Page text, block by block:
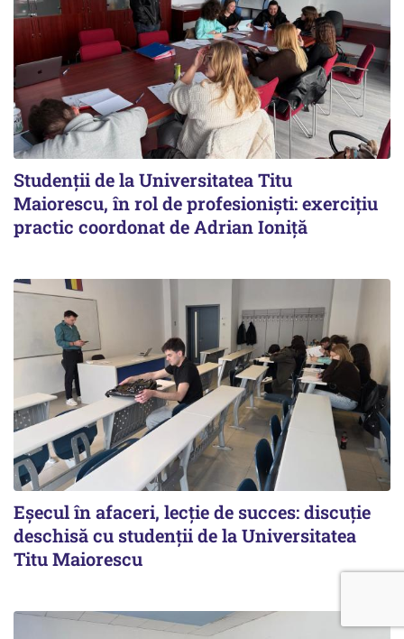
Studenții de la Universitatea Titu
Maiorescu, în rol de profesioniști: exercițiu
practic coordonat de Adrian Ioniță
Eșecul în afaceri, lecție de succes: discuție
deschisă cu studenții de la Universitatea
Titu Maiorescu